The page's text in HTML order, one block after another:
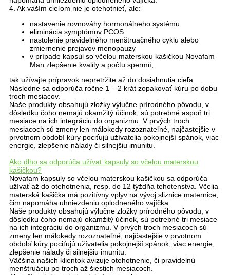
4. Ak vaším cieľom nie je otehotnieť, ale:
nastavenie rovnováhy hormonálneho systému
eliminácia symptómov PCOS
nastolenie pravidelného menštruačného cyklu alebo
zmiernenie prejavov menopauzy
v prípade kapsúl so včelou materskou kašičkou Novafam
Man zlepšenie kvality a počtu spermií,
tak užívajte prípravok nepretržite až do dosiahnutia cieľa.
Následne sa odporúča ročne 1 – 2 krát zopakovať kúru po dobu
troch mesiacov.
Naše produkty obsahujú zložky výlučne prírodného pôvodu, v
dôsledku čoho nemajú okamžitý účinok, sú potrebné aspoň tri
mesiace na ich integráciu do organizmu. V prvých troch
mesiacoch sú zmeny len málokedy rozoznateľné, najčastejšie v
prvotnom období kúry pociťujú užívatelia pokojnejší spánok, viac
energie, zlepšenie nálady či silnejšiu imunitu.
Ako dlho sa odporúča užívať kapsuly so včelou materskou
kašičkou?
Novafam kapsuly so včelou materskou kašičkou sa odporúča
užívať až do otehotnenia, resp. do 12 týždňa tehotenstva. Včelia
materská kašička má pozitívny vplyv na vývoj sliznice maternice,
čim napomáha uhniezdeniu oplodneného vajíčka.
Naše produkty obsahujú výlučne zložky prírodného pôvodu, v
dôsledku čoho nemajú okamžitý účinok, sú potrebné tri mesiace
na ich integráciu do organizmu. V prvých troch mesiacoch sú
zmeny len málokedy rozoznateľné, najčastejšie v prvotnom
období kúry pociťujú užívatelia pokojnejší spánok, viac energie,
zlepšenie nálady či silnejšiu imunitu.
Väčšina našich klientok avizuje otehotnenie, či pravidelnú
menštruáciu po troch až šiestich mesiacoch.